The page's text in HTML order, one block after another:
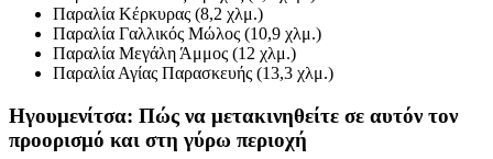
Παραλία Κέρκυρας (8,2 χλμ.)
Παραλία Γαλλικός Μώλος (10,9 χλμ.)
Παραλία Μεγάλη Άμμος (12 χλμ.)
Παραλία Αγίας Παρασκευής (13,3 χλμ.)
Ηγουμενίτσα: Πώς να μετακινηθείτε σε αυτόν τον
προορισμό και στη γύρω περιοχή